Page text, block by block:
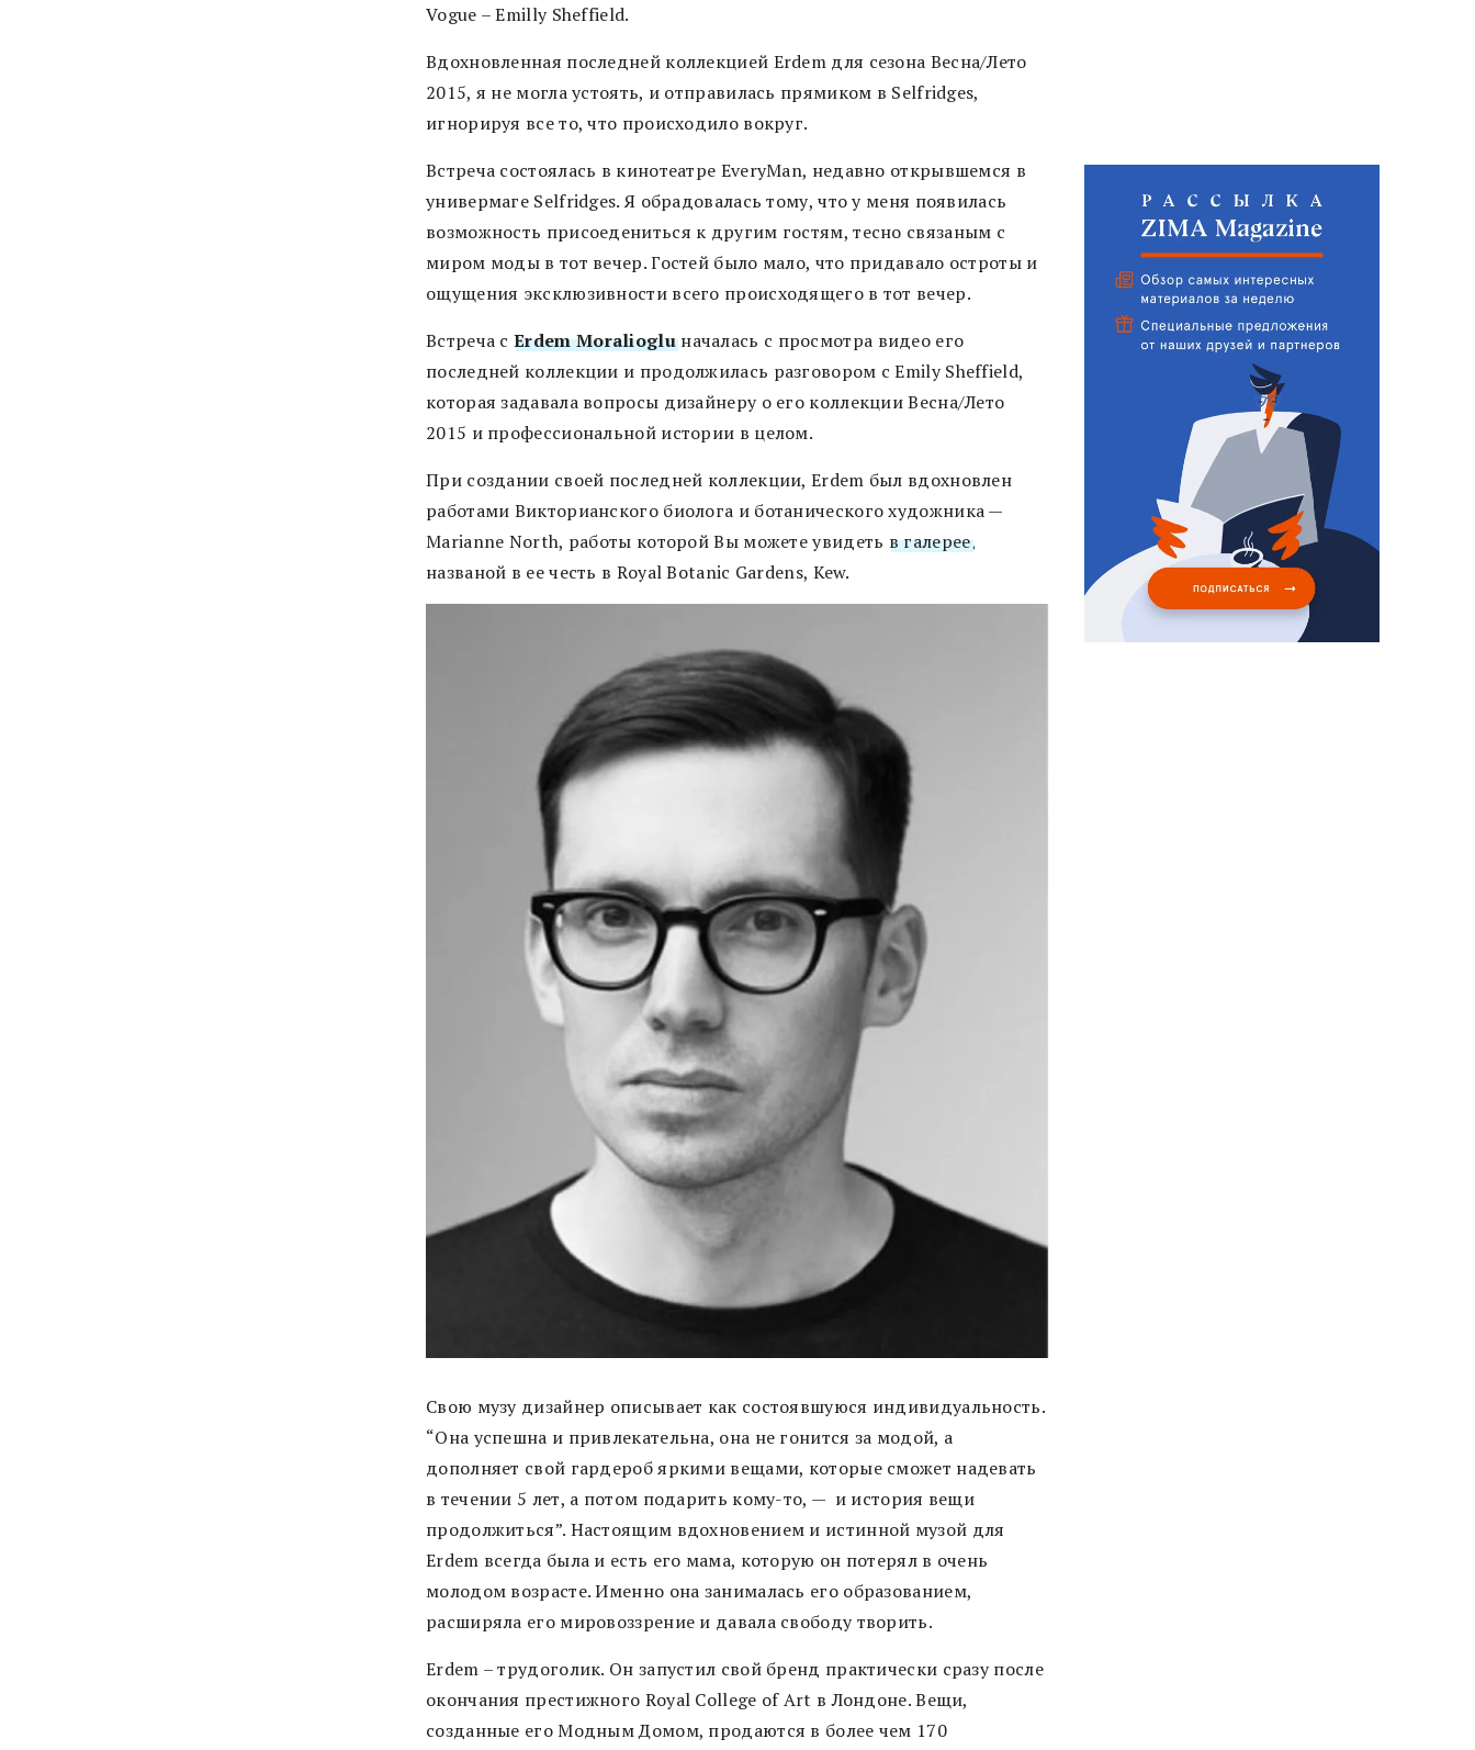
Vogue – Emilly Sheffield.
Вдохновленная последней коллекцией Erdem для сезона Весна/Лето
2015, я не могла устоять, и отправилась прямиком в Selfridges,
игнорируя все то, что происходило вокруг.
Встреча состоялась в кинотеатре EveryMan, недавно открывшемся в
универмаге Selfridges. Я обрадовалась тому, что у меня появилась
возможность присоедениться к другим гостям, тесно связаным с
миром моды в тот вечер. Гостей было мало, что придавало остроты и
ощущения эксклюзивности всего происходящего в тот вечер.
Встреча сErdem Moraliogluначалась с просмотра видео его
последней коллекции и продолжилась разговором c Emily Sheffield,
которая задавала вопросы дизайнеру о его коллекции Весна/Лето
2015 и профессиональной истории в целом.
При создании своей последней коллекции, Erdem был вдохновлен
работами Викторианского биолога и ботанического художника —
Marianne North, работы которой Вы можете увидеть в галерее,
названой в ее честь в Royal Botanic Gardens, Kew.
Свою музу дизайнер описывает как состоявшуюся индивидуальность.
“Она успешна и привлекательна, она не гонится за модой, а
дополняет свой гардероб яркими вещами, которые сможет надевать
в течении 5 лет, а потом подарить кому-то, — и история вещи
продолжиться”. Настоящим вдохновением и истинной музой для
Erdem всегда была и есть его мама, которую он потерял в очень
молодом возрасте. Именно она занималась его образованием,
расширяла его мировоззрение и давала свободу творить.
Erdem – трудоголик. Он запустил свой бренд практически сразу после
окончания престижного Royal College of Art в Лондоне. Вещи,
созданные его Модным Домом, продаются в более чем 170